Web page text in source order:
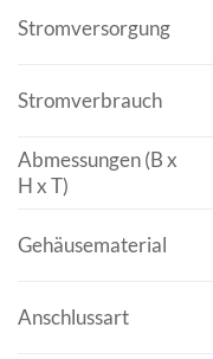
Stromversorgung
Stromverbrauch
Abmessungen (B x
H x T)
Gehäusematerial
Anschlussart